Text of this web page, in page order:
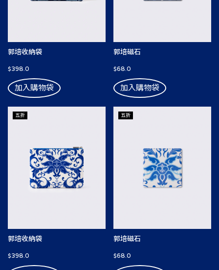
郭培收納袋
$398.0
加入購物袋
郭培磁石
$68.0
加入購物袋
五折
郭培收納袋
$398.0
五折
郭培磁石
$68.0